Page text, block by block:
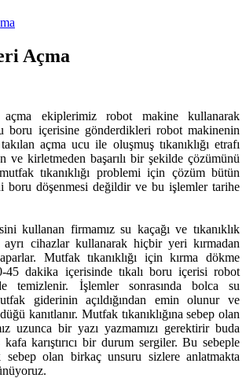
Açma
açma ekiplerimiz robot makine kullanarak
boru içerisine gönderdikleri robot makinenin
açma ucu ile oluşmuş tıkanıklığı etrafı
ve kirletmeden başarılı bir şekilde çözümünü
tıkanıklığı problemi için çözüm bütün
boru döşenmesi değildir ve bu işlemler tarihe
kullanan firmamız su kaçağı ve tıkanıklık
cihazlar kullanarak hiçbir yeri kırmadan
Mutfak tıkanıklığı için kırma dökme
45 dakika içerisinde tıkalı boru içerisi robot
temizlenir. İşlemler sonrasında bolca su
giderinin açıldığından emin olunur ve
kanıtlanır. Mutfak tıkanıklığına sebep olan
uzunca bir yazı yazmamızı gerektirir buda
kafa karıştırıcı bir durum sergiler. Bu sebeple
sebep olan birkaç unsuru sizlere anlatmakta